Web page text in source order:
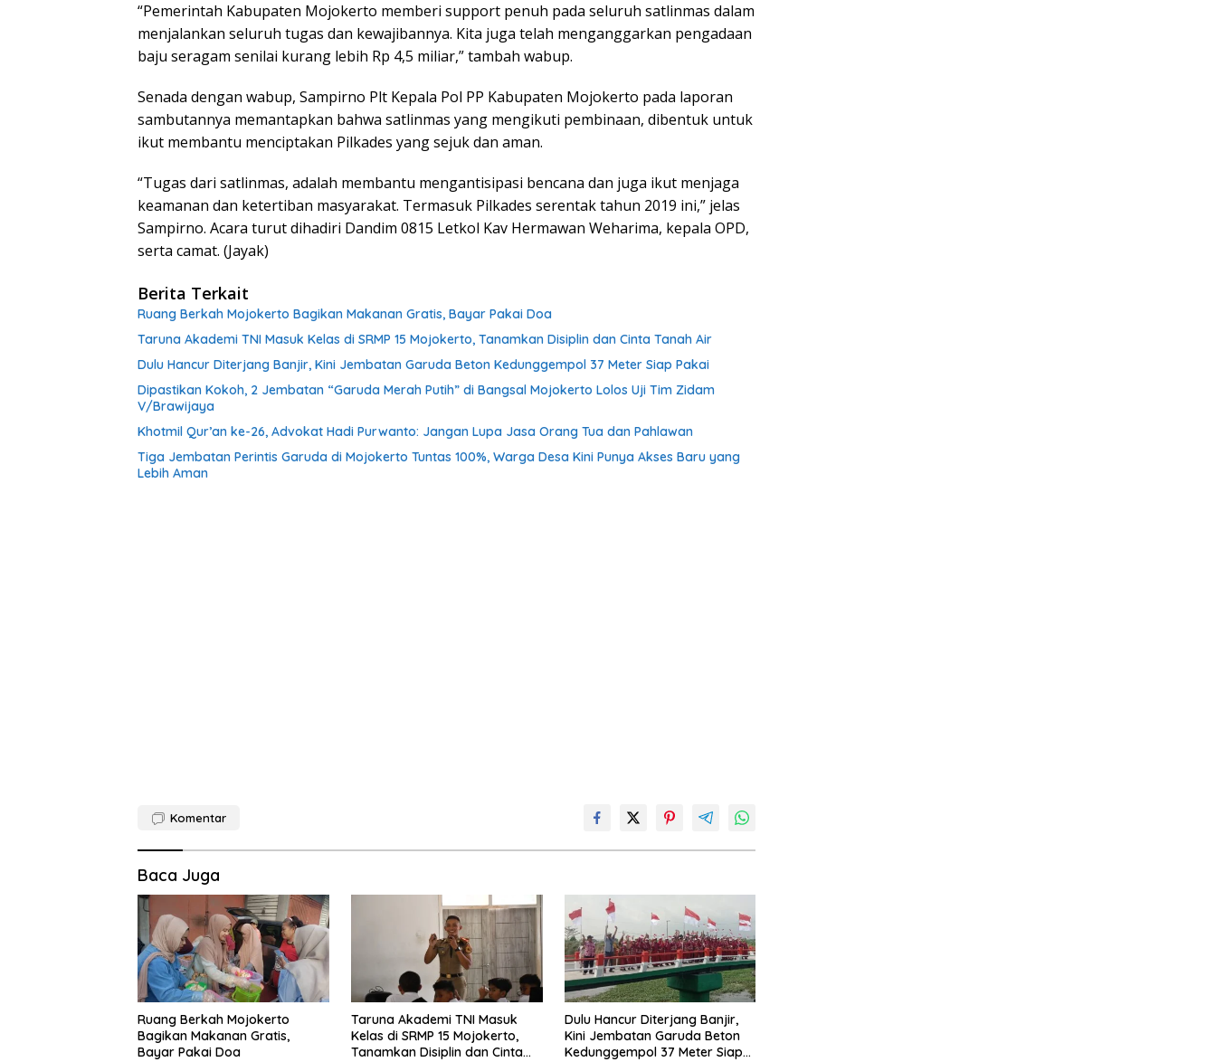
“Pemerintah Kabupaten Mojokerto memberi support penuh pada seluruh satlinmas dalam
menjalankan seluruh tugas dan kewajibannya. Kita juga telah menganggarkan pengadaan
baju seragam senilai kurang lebih Rp 4,5 miliar,” tambah wabup.
Senada dengan wabup, Sampirno Plt Kepala Pol PP Kabupaten Mojokerto pada laporan
sambutannya memantapkan bahwa satlinmas yang mengikuti pembinaan, dibentuk untuk
ikut membantu menciptakan Pilkades yang sejuk dan aman.
“Tugas dari satlinmas, adalah membantu mengantisipasi bencana dan juga ikut menjaga
keamanan dan ketertiban masyarakat. Termasuk Pilkades serentak tahun 2019 ini,” jelas
Sampirno. Acara turut dihadiri Dandim 0815 Letkol Kav Hermawan Weharima, kepala OPD,
serta camat. (Jayak)
Berita Terkait
Ruang Berkah Mojokerto Bagikan Makanan Gratis, Bayar Pakai Doa
Taruna Akademi TNI Masuk Kelas di SRMP 15 Mojokerto, Tanamkan Disiplin dan Cinta Tanah Air
Dulu Hancur Diterjang Banjir, Kini Jembatan Garuda Beton Kedunggempol 37 Meter Siap Pakai
Dipastikan Kokoh, 2 Jembatan “Garuda Merah Putih” di Bangsal Mojokerto Lolos Uji Tim Zidam
V/Brawijaya
Khotmil Qur’an ke-26, Advokat Hadi Purwanto: Jangan Lupa Jasa Orang Tua dan Pahlawan
Tiga Jembatan Perintis Garuda di Mojokerto Tuntas 100%, Warga Desa Kini Punya Akses Baru yang
Lebih Aman
Komentar
Baca Juga
Ruang Berkah Mojokerto
Bagikan Makanan Gratis,
Bayar Pakai Doa
Taruna Akademi TNI Masuk
Kelas di SRMP 15 Mojokerto,
Tanamkan Disiplin dan Cinta
Dulu Hancur Diterjang Banjir,
Kini Jembatan Garuda Beton
Kedunggempol 37 Meter Siap